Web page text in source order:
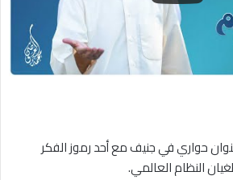
حواري في جنيف مع أحد رموز الفكر
النظام العالمي.